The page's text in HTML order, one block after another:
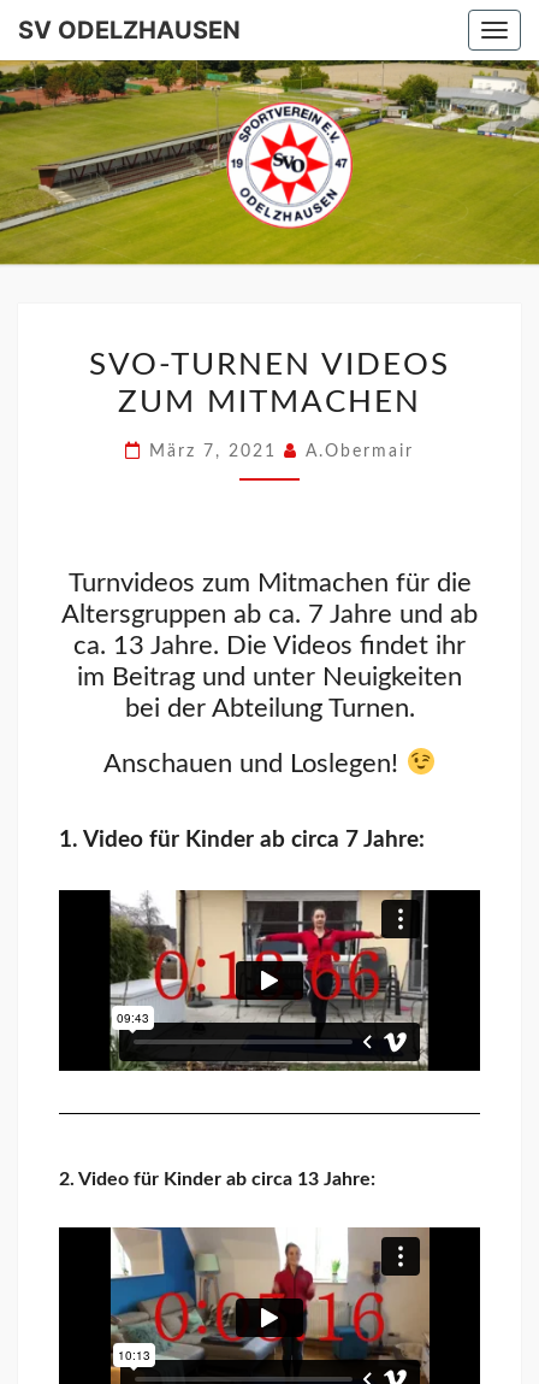
SV ODELZHAUSEN
SV
SVO-TURNEN VIDEOS
ZUM MITMACHEN
März 7, 2021 A.Obermair
Turnvideos zum Mitmachen für die
Altersgruppen ab ca. 7 Jahre und ab
ca. 13 Jahre. Die Videos findet ihr
im Beitrag und unter Neuigkeiten
bei der Abteilung Turnen.
Anschauen und Loslegen!
1. Video für Kinder ab circa 7 Jahre:
2. Video für Kinder ab circa 13 Jahre: